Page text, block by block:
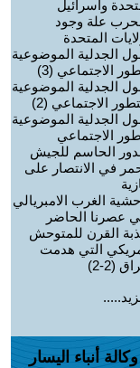
واسرائيل
علة وجود
المتحدة
الجدلية الموضوعية
الاجتماعي (3)
الجدلية الموضوعية
الاجتماعي (2)
الجدلية الموضوعية
الاجتماعي
الحاسم للجيش
في الانتصار على
الغرب الامبريالي
عصرنا الحاضر
القرن للمتوحش
التي هدمت
(2-2)
وكالة أنباء اليسار